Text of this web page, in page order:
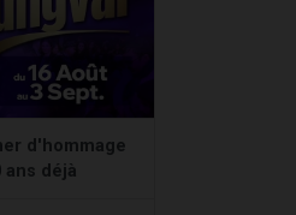
d'hommage
ans déjà